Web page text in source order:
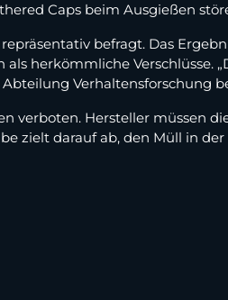
Caps beim Ausgießen
befragt. Das
herkömmliche Verschlüsse.
Verhaltensforschung
verboten. Hersteller müssen
zielt darauf ab, den Müll in